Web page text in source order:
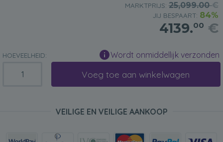
MARKTPRIJS: 25,099.00€
JIJ BESPAART: 84%
4139.00 €
HOEVEELHEID: Wordt onmiddellijk verzonden
Voeg toe aan winkelwagen
VEILIGE EN VEILIGE AANKOOP